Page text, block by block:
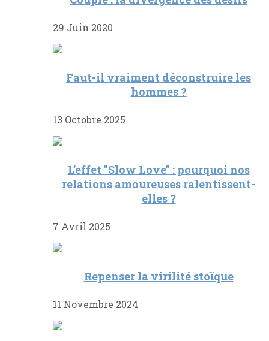
29 Juin 2020
Faut-il vraiment déconstruire les
hommes ?
13 Octobre 2025
L’effet "Slow Love" : pourquoi nos
relations amoureuses ralentissent-
elles ?
7 Avril 2025
Repenser la virilité stoïque
11 Novembre 2024